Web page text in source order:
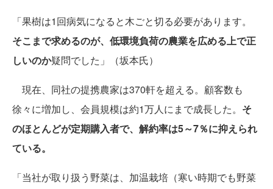
「果樹は1回病気になると木ごと切る必要があります。
そこまで求めるのが、低環境負荷の農業を広める上で正
しいのか疑問でした」（坂本氏）
現在、同社の提携農家は370軒を超える。顧客数も
徐々に増加し、会員規模は約1万人にまで成長した。 そ
のほとんどが定期購入者で、解約率は5～7％に抑えられ
ている。
「当社が取り扱う野菜は、加温栽培（寒い時期でも野菜